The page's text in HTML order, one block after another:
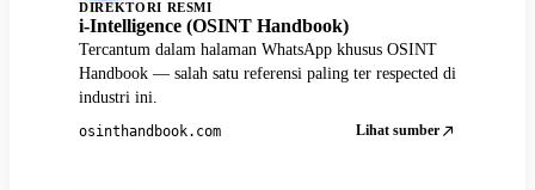
DIREKTORI RESMI
i-Intelligence (OSINT Handbook)
Tercantum dalam halaman WhatsApp khusus OSINT
Handbook — salah satu referensi paling ter respected di
industri ini.
osinthandbook.com Lihat sumber